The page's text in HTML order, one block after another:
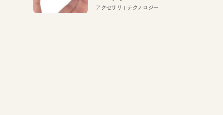
対策
アクセサリ テクノロジー